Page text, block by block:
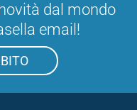
dal mondo
email!